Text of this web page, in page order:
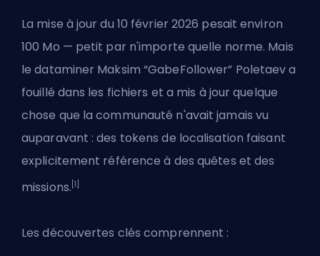
La mise à jour du 10 février 2026 pesait environ
100 Mo — petit par n'importe quelle norme. Mais
le dataminer Maksim “GabeFollower” Poletaev a
fouillé dans les fichiers et a mis à jour quelque
chose que la communauté n'avait jamais vu
auparavant : des tokens de localisation faisant
explicitement référence à des quêtes et des
missions. [1]
Les découvertes clés comprennent :